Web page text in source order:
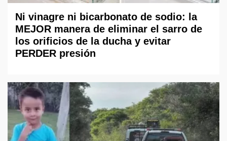
Ni vinagre ni bicarbonato de sodio: la
MEJOR manera de eliminar el sarro de
los orificios de la ducha y evitar
PERDER presión